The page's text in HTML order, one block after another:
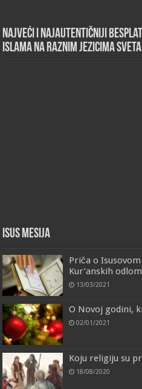
Najveći i najautentičniji
islama na raznim jezicima
Isus Mesija
Priča o
Kur’anskih
13/03/2021
O Novoj godini,
02/01/2021
Koju religiju su
18/08/2020